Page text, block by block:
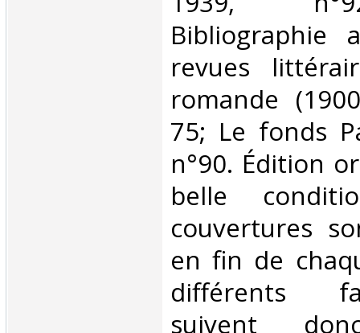
Bibliographie
revues
romande
75; Le fonds
n°90. Édition
belle
couvertures
en fin de
différents
suivent